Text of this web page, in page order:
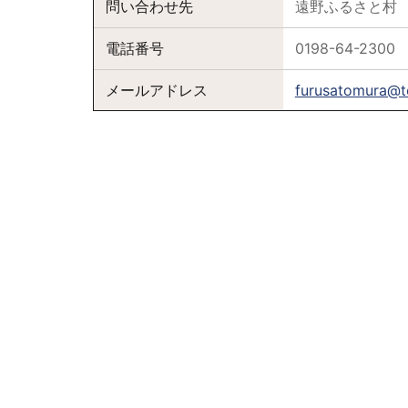
問い合わせ先 遠野ふるさと村
電話番号 0198-64-2300
メールアドレス